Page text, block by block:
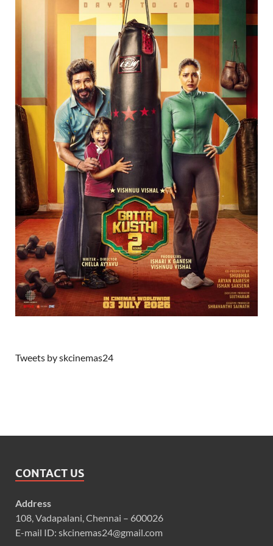
Tweets by skcinemas24
CONTACT US
Address
108, Vadapalani, Chennai – 600026
E-mail ID: skcinemas24@gmail.com